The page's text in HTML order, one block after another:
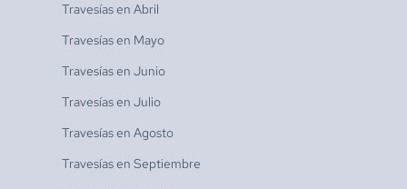
Travesías en Abril
Travesías en Mayo
Travesías en Junio
Travesías en Julio
Travesías en Agosto
Travesías en Septiembre